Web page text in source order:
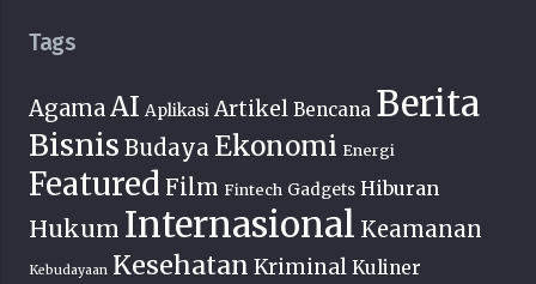
Tags
AgamaAI Aplikasi Artikel Bencana Berita
Bisnis Budaya Ekonomi Energi
Featured Film Fintech Gadgets Hiburan
Hukum Internasional Keamanan
Kebudayaan Kesehatan Kriminal Kuliner